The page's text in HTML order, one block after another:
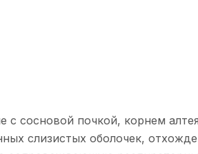
с сосновой почкой, корнем
слизистых оболочек,